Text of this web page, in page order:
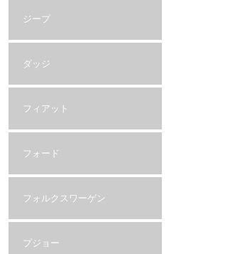
ジープ
ダッジ
フィアット
フォード
フォルクスワーゲン
プジョー